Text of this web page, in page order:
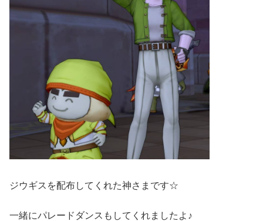
ジウギスを配布してくれた神さまです☆
一緒にパレードダンスもしてくれましたよ♪